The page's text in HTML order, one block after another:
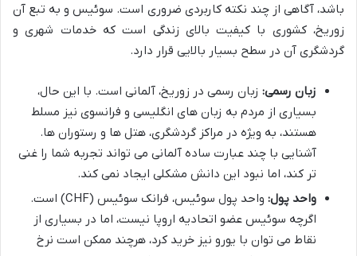
باشد، آگاهی از چند نکته کاربردی ضروری است. سوئیس و به تبع آن
زوریخ، کشوری با کیفیت بالای زندگی است که خدمات شهری و
گردشگری آن در سطح بسیار بالایی قرار دارد.
زبان رسمی: زبان رسمی در زوریخ، آلمانی است. با این حال،
بسیاری از مردم به زبان های انگلیسی و فرانسوی نیز مسلط
هستند، به ویژه در مراکز گردشگری، هتل ها و رستوران ها.
آشنایی با چند عبارت ساده آلمانی می تواند تجربه شما را غنی
تر کند، اما نبود این دانش مشکلی ایجاد نمی کند.
واحد پول:
واحد پول سوئیس، فرانک سوئیس (CHF) است.
اگرچه سوئیس عضو اتحادیه اروپا نیست، اما در بسیاری از
نقاط می توان با یورو نیز خرید کرد، هرچند ممکن است نرخ